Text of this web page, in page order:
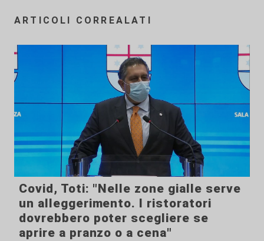
ARTICOLI CORREALATI
Covid, Toti: "Nelle zone gialle serve
un alleggerimento. I ristoratori
dovrebbero poter scegliere se
aprire a pranzo o a cena"